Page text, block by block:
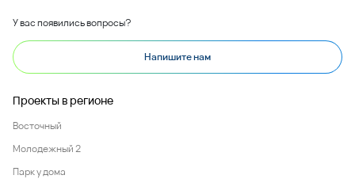
У вас появились вопросы?
Напишите нам
Проекты в регионе
Восточный
Молодежный 2
Парк у дома